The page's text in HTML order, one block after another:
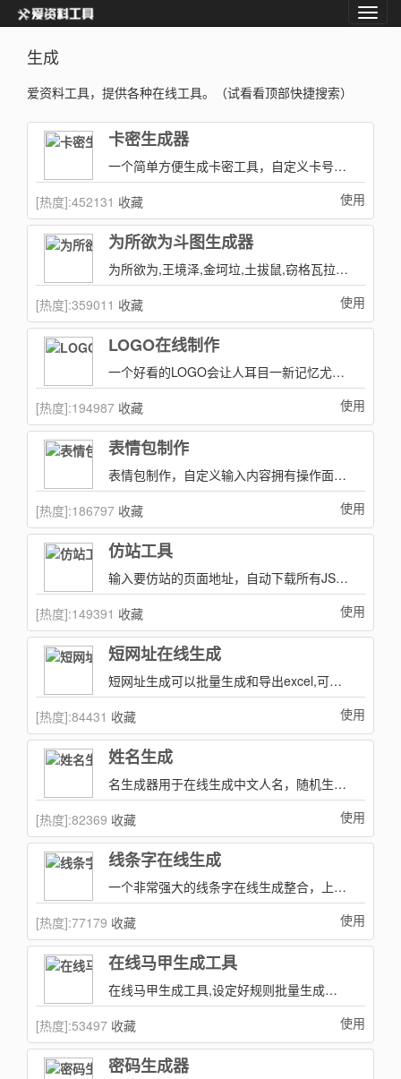
生成
爱资料工具，提供各种在线工具。（试看看顶部快捷搜索）
卡密生成器
一个简单方便生成卡密工具，自定义卡号前缀和卡密批量生成或转成SQL等等！
[热度]:452131 收藏 使用
为所欲为斗图生成器
为所欲为,王境泽,金坷垃,土拔鼠,窃格瓦拉,大师兄,曾小贤答题,压力大爷
[热度]:359011 收藏 使用
LOGO在线制作
一个好看的LOGO会让人耳目一新记忆尤深，有没有一个好的在线LOGO设计和生成的工具呢？当然是有的你需要LOGO在线制作大全来帮助你解决问！
[热度]:194987 收藏 使用
表情包制作
表情包制作，自定义输入内容拥有操作面板可供选择，拖拽文字到表情任意地方！
[热度]:186797 收藏 使用
仿站工具
输入要仿站的页面地址，自动下载所有JS、CSS、Images等等静态文件并自动打包进行下载。
[热度]:149391 收藏 使用
短网址在线生成
短网址生成可以批量生成和导出excel,可以生成多种短网址例如:新浪、百度等等
[热度]:84431 收藏 使用
姓名生成
名生成器用于在线生成中文人名，随机生成姓氏与名字组合。
[热度]:82369 收藏 使用
线条字在线生成
一个非常强大的线条字在线生成整合，上百种字体生成选择可供选择，总有一个你想要的！
[热度]:77179 收藏 使用
在线马甲生成工具
在线马甲生成工具,设定好规则批量生成马甲名称！
[热度]:53497 收藏 使用
密码生成器